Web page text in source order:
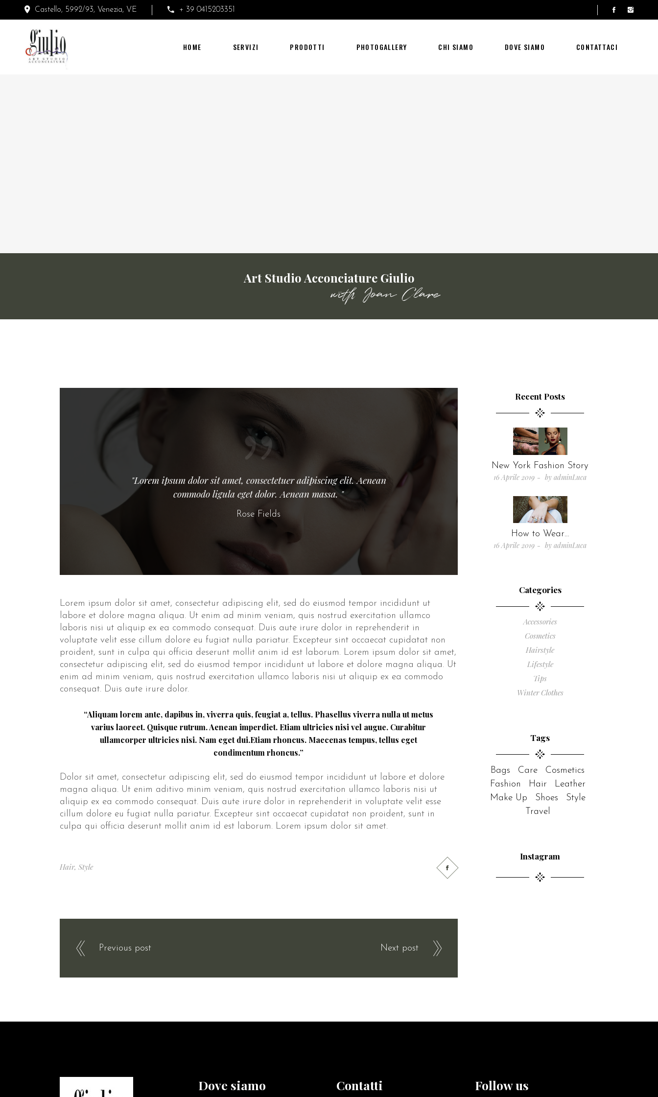
Castello, 5992/93, Venezia, VE + 39 0415203351
HOME SERVIZI PRODOTTI PHOTOGALLERY CHI SIAMO DOVE SIAMO CONTATTACI
Art Studio Acconciature Giulio
with Joan Clare
"Lorem ipsum dolor sit amet, consectetuer adipiscing elit. Aenean
commodo ligula eget dolor. Aenean massa. "
Rose Fields
Lorem ipsum dolor sit amet, consectetur adipiscing elit, sed do eiusmod tempor incididunt ut
labore et dolore magna aliqua. Ut enim ad minim veniam, quis nostrud exercitation ullamco
laboris nisi ut aliquip ex ea commodo consequat. Duis aute irure dolor in reprehenderit in
voluptate velit esse cillum dolore eu fugiat nulla pariatur. Excepteur sint occaecat cupidatat non
proident, sunt in culpa qui officia deserunt mollit anim id est laborum. Lorem ipsum dolor sit amet,
consectetur adipiscing elit, sed do eiusmod tempor incididunt ut labore et dolore magna aliqua. Ut
enim ad minim veniam, quis nostrud exercitation ullamco laboris nisi ut aliquip ex ea commodo
consequat. Duis aute irure dolor.
“Aliquam lorem ante, dapibus in, viverra quis, feugiat a, tellus. Phasellus viverra nulla ut metus
varius laoreet. Quisque rutrum. Aenean imperdiet. Etiam ultricies nisi vel augue. Curabitur
ullamcorper ultricies nisi. Nam eget dui.Etiam rhoncus. Maecenas tempus, tellus eget
condimentum rhoncus.”
Dolor sit amet, consectetur adipiscing elit, sed do eiusmod tempor incididunt ut labore et dolore
magna aliqua. Ut enim aditivo minim veniam, quis nostrud exercitation ullamco laboris nisi ut
aliquip ex ea commodo consequat. Duis aute irure dolor in reprehenderit in voluptate velit esse
cillum dolore eu fugiat nulla pariatur. Excepteur sint occaecat cupidatat non proident, sunt in
culpa qui officia deserunt mollit anim id est laborum. Lorem ipsum dolor sit amet.
Hair, Style
Previous post Next post
Recent Posts
New York Fashion Story
16 Aprile 2019
byadminLuca
How to Wear…
16 Aprile 2019
byadminLuca
Categories
Accessories
Cosmetics
Hairstyle
Lifestyle
Tips
Winter Clothes
Tags
Bags Care
Cosmetics
Fashion
Hair
Leather
Make Up
Shoes
Style
Travel
Instagram
Dove siamo Contatti Follow us